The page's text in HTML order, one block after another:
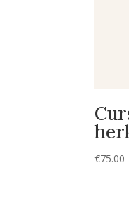
€75.00